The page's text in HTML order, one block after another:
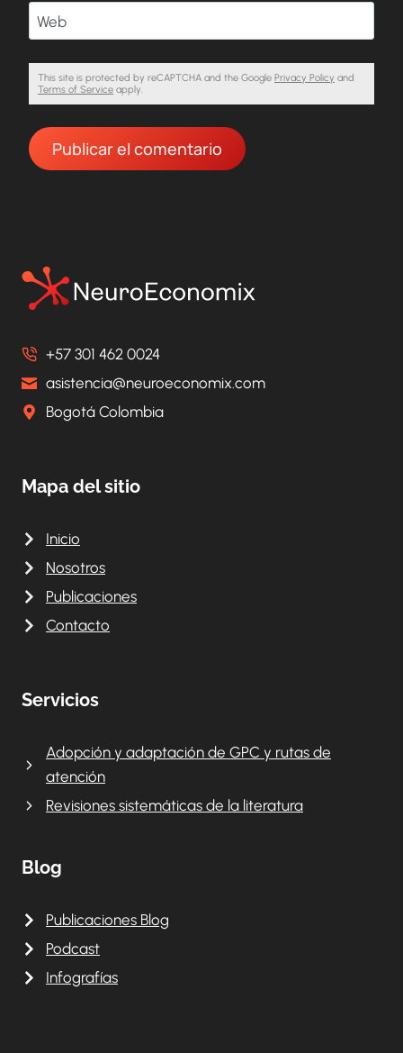
Web
This site is protected by reCAPTCHA and the Google Privacy Policy and
Terms of Service apply.
+57 301 462 0024
asistencia@neuroeconomix.com
Bogotá Colombia
Mapa del sitio
Inicio
Nosotros
Publicaciones
Contacto
Servicios
Adopción y adaptación de GPC y rutas de
atención
Revisiones sistemáticas de la literatura
Blog
Publicaciones Blog
Podcast
Infografías